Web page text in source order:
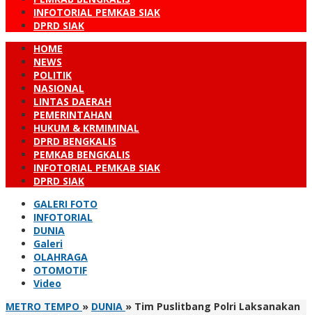
INFOTORIAL PEMKAB SIAK
DPRD SIAK
HOME
NEWS
POLITIK
NASIONAL
LINTAS DAERAH
PEMERINTAHAN
HUKUM & KRMIMINAL
DPRD BENGKALIS
PEMKAB BENGKALIS
INFOTORIAL PEMKAB SIAK
DPRD SIAK
GALERI FOTO
INFOTORIAL
DUNIA
Galeri
OLAHRAGA
OTOMOTIF
Video
METRO TEMPO » DUNIA » Tim Puslitbang Polri Laksanakan